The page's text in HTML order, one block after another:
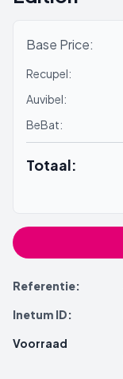
Base Price:
Recupel:
Auvibel:
BeBat:
Totaal:
Referentie:
Inetum ID:
Voorraad